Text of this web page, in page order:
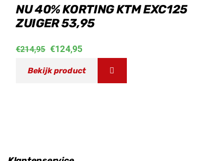
NU 40% KORTING KTM EXC125
ZUIGER 53,95
€214,95 Oorspronkelijke
prijs
€124,95Huidige
prijs
Bekijk product